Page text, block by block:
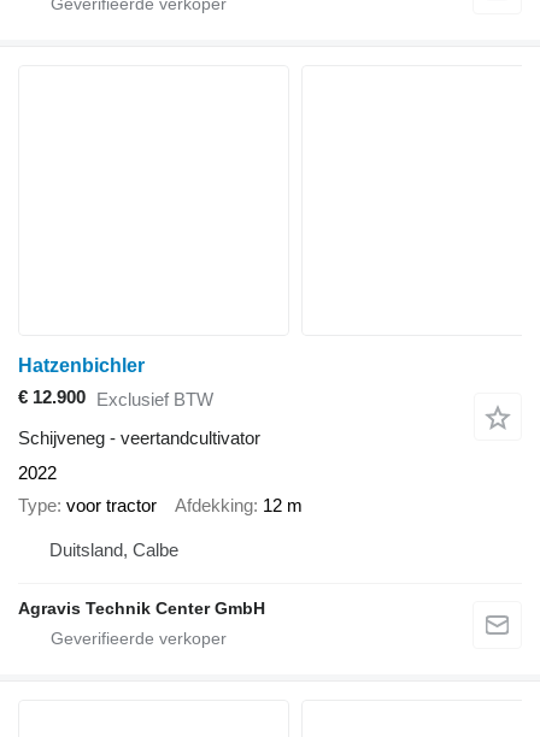
Hatzenbichler
€ 12.900 Exclusief BTW
Schijveneg - veertandcultivator
2022
Type voor tractor Afdekking 12 m
Duitsland, Calbe
Agravis Technik Center GmbH